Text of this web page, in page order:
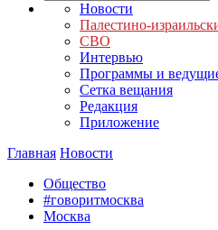
Новости
Палестино-
СВО
Интервью
Программы и
Сетка вещания
Редакция
Приложение
Главная Новости
Общество
#говоритмосква
Москва